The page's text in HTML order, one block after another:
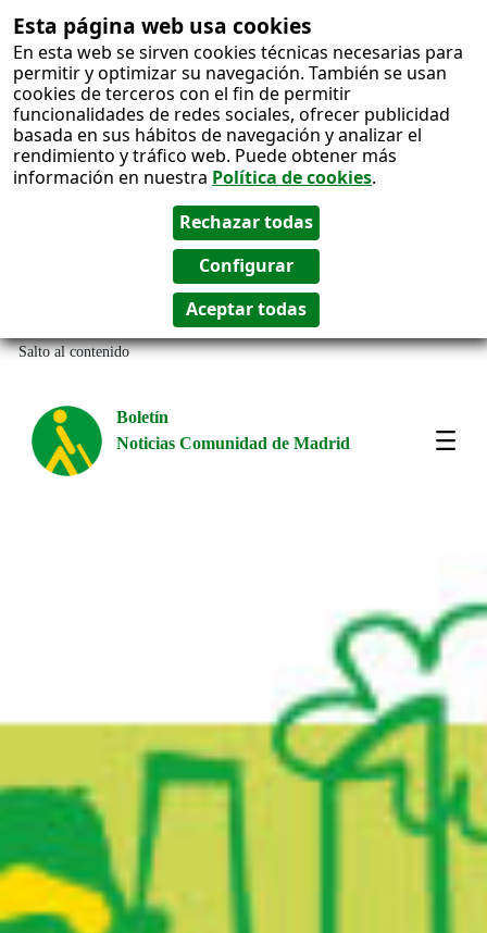
Esta página web usa cookies
En esta web se sirven cookies técnicas necesarias para
permitir y optimizar su navegación. También se usan
cookies de terceros con el fin de permitir
funcionalidades de redes sociales, ofrecer publicidad
basada en sus hábitos de navegación y analizar el
rendimiento y tráfico web. Puede obtener más
información en nuestra Política de cookies.
Salto al contenido
Boletín
Noticias Comunidad de Madrid